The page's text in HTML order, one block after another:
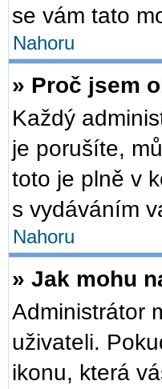
se vám tato
Nahoru
» Proč jsem
Každý
je porušíte,
toto je plně v
s vydáváním
Nahoru
» Jak mohu
Administrátor
uživateli.
ikonu, která